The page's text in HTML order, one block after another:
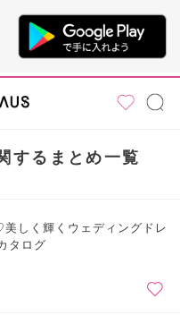
するまとめ一覧
しく輝くウェディングドレ
タログ